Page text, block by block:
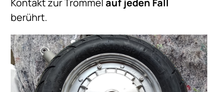
Kontakt zur Trommelauf jeden Fall
berührt.